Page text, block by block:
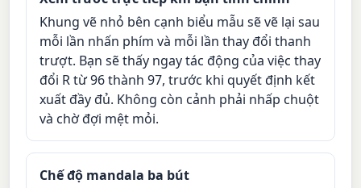
Khung vẽ nhỏ bên cạnh biểu mẫu sẽ vẽ lại sau
mỗi lần nhấn phím và mỗi lần thay đổi thanh
trượt. Bạn sẽ thấy ngay tác động của việc thay
đổi R từ 96 thành 97, trước khi quyết định kết
xuất đầy đủ. Không còn cảnh phải nhấp chuột
và chờ đợi mệt mỏi.
Chế độ mandala ba bút